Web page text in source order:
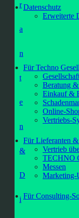
r
a
n
t
e
n
&
D
i
Datenschutz
Erweiterte
Für Techno
Beratung
Einkauf &
Online-
Vertriebs-
Für Lieferanten
Vertrieb
TECHNO
Messen
Marketing-
Für Consulting-